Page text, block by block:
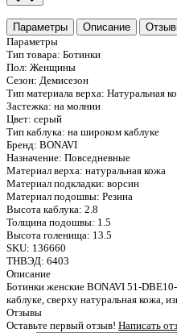
Параметры Описание
Параметры
Тип товара: Ботинки
Пол: Женщины
Сезон: Демисезон
Тип материала верха: Натуральная
Застежка: на молнии
Цвет: серый
Тип каблука: на широком каблуке
Бренд: BONAVI
Назначение: Повседневные
Материал верха: натуральная кожа
Материал подкладки: ворсин
Материал подошвы: Резина
Высота каблука: 2.8
Толщина подошвы: 1.5
Высота голенища: 13.5
SKU: 136660
ТНВЭД: 6403
Описание
Ботинки женские BONAVI 51-
каблуке, сверху натуральная кожа,
Отзывы
Оставьте первый отзыв! Написать